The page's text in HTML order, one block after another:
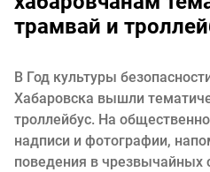
трамвай и
В Год культуры
Хабаровска вышли
троллейбус. На
надписи и фотографии,
поведения в чрезвычайных